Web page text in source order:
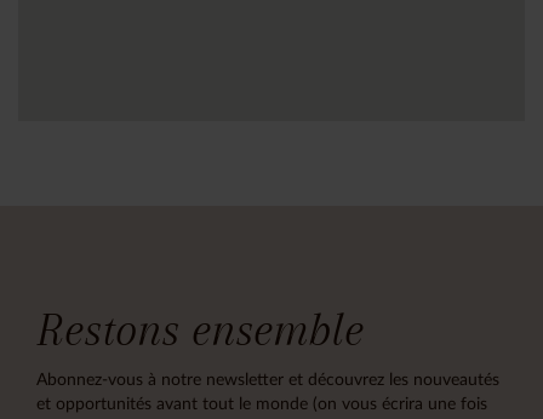
Restons ensemble
Abonnez-vous à notre newsletter et découvrez les nouveautés
et opportunités avant tout le monde (on vous écrira une fois